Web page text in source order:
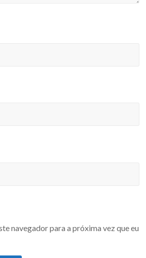
navegador para a próxima vez que eu